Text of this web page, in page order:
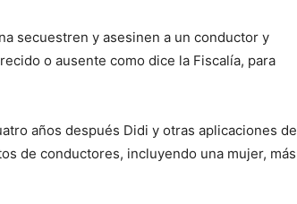
secuestren y asesinen a un conductor y
o ausente como dice la Fiscalía, para
años después Didi y otras aplicaciones de
de conductores, incluyendo una mujer, más